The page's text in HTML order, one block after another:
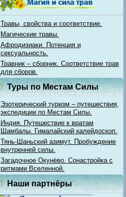
Травы, свойства и соответствие.
Магические травы.
Афродизиаки. Потенция и
сексуальность.
Травник – сборник. Соответствие трав
для сборов.
Туры по Местам Силы
Эзотерический туризм – путешествия,
экспедиции по Местам Силы.
Индия. Путешествие к вратам
Шамбалы. Гималайский калейдоскоп.
Тянь-Шаньский азимут. Пробуждение
внутренней силы.
Загадочное Окунёво. Сонастройка с
ритмами Вселенной.
Наши партнёры